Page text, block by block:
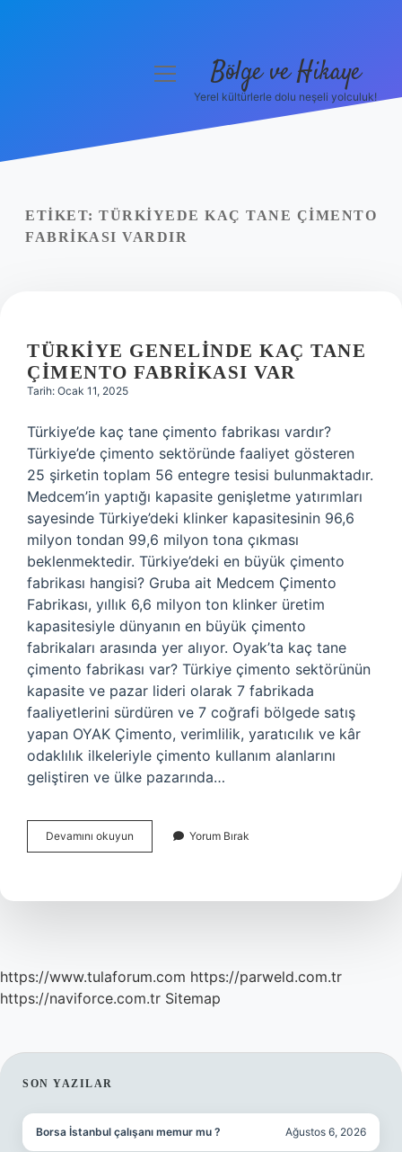
Yasal Uyarı
menüyü
Bölge ve Hikaye
Yerel kültürlerle dolu neşeli yolculuk!
ETIKET: TÜRKIYEDE KAÇ TANE ÇIMENTO
FABRIKASI VARDIR
TÜRKIYE GENELINDE KAÇ TANE
ÇIMENTO FABRIKASI VAR
Tarih: Ocak 11, 2025
Türkiye’de kaç tane çimento fabrikası vardır?
Türkiye’de çimento sektöründe faaliyet gösteren
25 şirketin toplam 56 entegre tesisi bulunmaktadır.
Medcem’in yaptığı kapasite genişletme yatırımları
sayesinde Türkiye’deki klinker kapasitesinin 96,6
milyon tondan 99,6 milyon tona çıkması
beklenmektedir. Türkiye’deki en büyük çimento
fabrikası hangisi? Gruba ait Medcem Çimento
Fabrikası, yıllık 6,6 milyon ton klinker üretim
kapasitesiyle dünyanın en büyük çimento
fabrikaları arasında yer alıyor. Oyak’ta kaç tane
çimento fabrikası var? Türkiye çimento sektörünün
kapasite ve pazar lideri olarak 7 fabrikada
faaliyetlerini sürdüren ve 7 coğrafi bölgede satış
yapan OYAK Çimento, verimlilik, yaratıcılık ve kâr
odaklılık ilkeleriyle çimento kullanım alanlarını
geliştiren ve ülke pazarında…
Devamını okuyun
Genelinde
Çimento
Yorum Bırak
https://www.tulaforum.com https://parweld.com.tr
https://naviforce.com.tr Sitemap
SIDEBAR
SON YAZILAR
Borsa İstanbul çalışanı memur mu ? Ağustos 6, 2026